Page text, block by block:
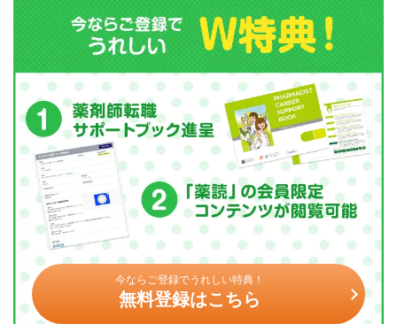
今ならご登録でうれしい特典！
無料登録はこちら